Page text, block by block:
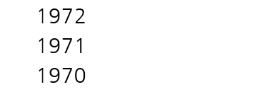
1972
1971
1970